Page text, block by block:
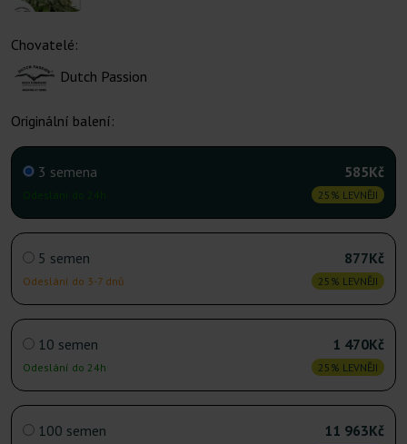
Chovatelé:
Dutch Passion
Originální balení:
3 semena 585Kč
25% LEVNĚJI
5 semen
Odeslání do 3-7 dnů
877Kč
25% LEVNĚJI
10 semen
Odeslání do 24h
1 470Kč
25% LEVNĚJI
100 semen 11 963Kč